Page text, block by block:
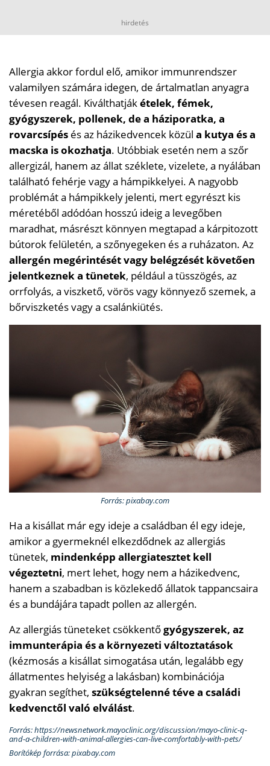
hirdetés
Allergia akkor fordul elő, amikor immunrendszer
valamilyen számára idegen, de ártalmatlan anyagra
tévesen reagál. Kiválthatjákételek, fémek,
gyógyszerek, pollenek, de a háziporatka, a
rovarcsípés és az házikedvencek közül a kutya és a
macska is okozhatja. Utóbbiak esetén nem a szőr
allergizál, hanem az állat széklete, vizelete, a nyálában
található fehérje vagy a hámpikkelyei. A nagyobb
problémát a hámpikkely jelenti, mert egyrészt kis
méretéből adódóan hosszú ideig a levegőben
maradhat, másrészt könnyen megtapad a kárpitozott
bútorok felületén, a szőnyegeken és a ruházaton. Az
allergén megérintését vagy belégzését követően
jelentkeznek a tünetek, például a tüsszögés, az
orrfolyás, a viszkető, vörös vagy könnyező szemek, a
bőrviszketés vagy a csalánkiütés.
Forrás: pixabay.com
Ha a kisállat már egy ideje a családban él egy ideje,
amikor a gyermeknél elkezdődnek az allergiás
tünetek, mindenképp allergiatesztet kell
végeztetni, mert lehet, hogy nem a házikedvenc,
hanem a szabadban is közlekedő állatok tappancsaira
és a bundájára tapadt pollen az allergén.
Az allergiás tüneteket csökkentőgyógyszerek, az
immunterápia és a környezeti változtatások
(kézmosás a kisállat simogatása után, legalább egy
állatmentes helyiség a lakásban) kombinációja
gyakran segíthet, szükségtelenné téve a családi
kedvenctől való elválást.
Forrás: https://newsnetwork.mayoclinic.org/discussion/mayo-clinic-q-
and-a-children-with-animal-allergies-can-live-comfortably-with-pets/
Borítókép forrása: pixabay.com